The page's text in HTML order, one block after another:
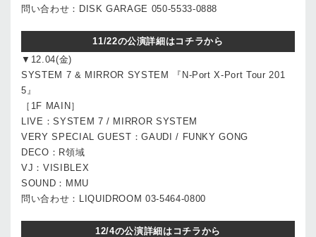
問い合わせ：DISK GARAGE 050-5533-0888
11/22の公演詳細はコチラから
▼12.04(金)
SYSTEM 7 & MIRROR SYSTEM 『N-Port X-Port Tour 201
5』
［1F MAIN］
LIVE：SYSTEM 7 / MIRROR SYSTEM
VERY SPECIAL GUEST：GAUDI / FUNKY GONG
DECO：R領域
VJ：VISIBLEX
SOUND：MMU
問い合わせ：LIQUIDROOM 03-5464-0800
12/4の公演詳細はコチラから